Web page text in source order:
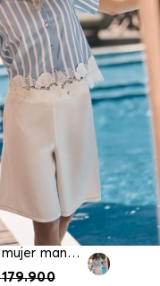
Camisa para mujer manga corta
179.900